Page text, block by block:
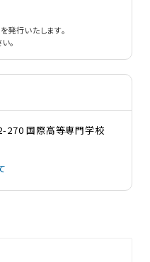
行いたします。
。
270 国際高等専門学校